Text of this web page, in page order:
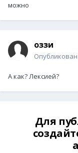
можно
оззи
А как? Лексией?
Для